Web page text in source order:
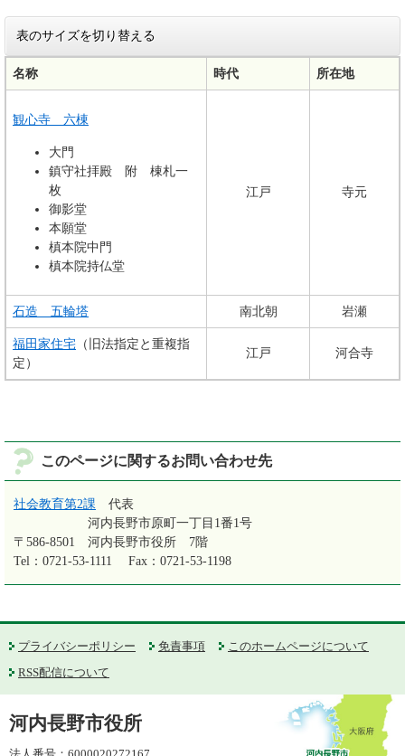
表のサイズを切り替える
名称 時代 所在地
観心寺 六棟
大門
鎮守社拝殿 附 棟札一
枚
御影堂
本願堂
槙本院中門
槙本院持仏堂
江戸 寺元
石造 五輪塔 南北朝 岩瀬
福田家住宅 （旧法指定と重複指
定）
江戸 河合寺
このページに関するお問い合わせ先
社会教育第2課 代表
〒586-8501
河内長野市原町一丁目1番1号
河内長野市役所 7階
Tel：0721-53-1111
Fax：0721-53-1198
プライバシーポリシー 免責事項
このホームページについて
RSS配信について
河内長野市役所